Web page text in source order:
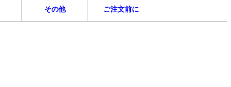
その他 ご注文前に